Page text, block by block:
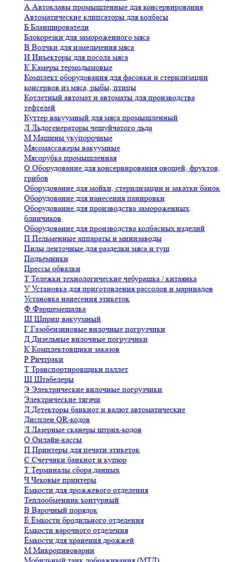
А Автоклавы промышленные для консервирования
Автоматические клипсаторы для колбасы
Б Бланширователи
Блокорезки для замороженного мяса
В Волчки для измельчения мяса
И Инъекторы для посола мяса
К Камеры термодымовые
Комплект оборудования для фасовки и стерилизации
консервов из мяса, рыбы, птицы
Котлетный автомат и автоматы для производства
тефтелей
Куттер вакуумный для мяса промышленный
Л Льдогенераторы чешуйчатого льда
М Машины укупорочные
Мясомассажеры вакуумные
Мясорубка промышленная
О Оборудование для консервирования овощей, фруктов,
грибов
Оборудование для мойки, стерилизации и закатки банок
Оборудование для нанесения панировки
Оборудование для производства замороженных
блинчиков
Оборудование для производства колбасных изделий
П Пельменные аппараты и минизаводы
Пилы ленточные для разделки мяса и туш
Подъемники
Прессы обвалки
Т Тележки технологические чебурашка / китаянка
У Установка для приготовления рассолов и маринадов
Установка нанесения этикеток
Ф Фаршемешалка
Ш Шприц вакуумный
Г Газобензиновые вилочные погрузчики
Д Дизельные вилочные погрузчики
К Комплектовщики заказов
Р Ричтраки
Т Транспортировщики паллет
Ш Штабелеры
Э Электрические вилочные погрузчики
Электрические тягачи
Д Детекторы банкнот и валют автоматические
Дисплеи QR-кодов
Л Лазерные сканеры штрих-кодов
О Онлайн-кассы
П Принтеры для печати этикеток
С Счетчики банкнот и купюр
Т Терминалы сбора данных
ЧЧековые принтеры
Ёмкости для дрожжевого отделения
Теплообменник контурный
В Варочный порядок
Ё Ёмкости бродильного отделения
Ёмкости варочного отделения
Ёмкости для хранения дрожжей
М Микропивоварни